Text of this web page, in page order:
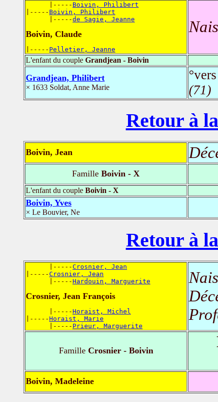
      |-----
Boivin, Philibert
|----- Boivin, Philibert
      |-----
de Sagie, Jeanne
Boivin, Claude
|----- Pelletier, Jeanne
L'enfant du couple Grandjean - Boivin
Grandjean, Philibert
× 1633 Soldat, Anne Marie
(71)
Retour à
Boivin, Jean
Famille Boivin - X
L'enfant du couple Boivin - X
Boivin, Yves
× Le Bouvier, Ne
Retour à
      |-----
Crosnier, Jean
|-----Crosnier, Jean
      |-----
Hardouin, Marguerite
Crosnier, Jean François
      |-----
Horaist, Michel
|-----Horaist, Marie
      |-----
Prieur, Marguerite
FamilleCrosnier - Boivin
Boivin, Madeleine